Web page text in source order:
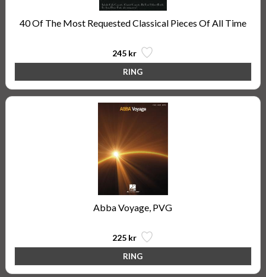
40 Of The Most Requested Classical Pieces Of All Time
245 kr
Abba Voyage, PVG
225 kr